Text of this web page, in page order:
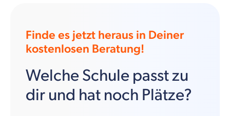
Finde es jetzt heraus in Deiner
kostenlosen Beratung!
Welche Schule passt zu
dir und hat noch Plätze?